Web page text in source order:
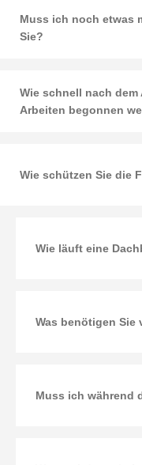
Muss ich noch etwas
Sie?
Wie schnell nach
Arbeiten begonnen
Wie schützen Sie die
Wie läuft eine
Was benötigen Sie
Muss ich während